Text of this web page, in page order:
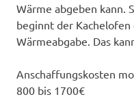
Wärme abgeben kann.
beginnt der
Wärmeabgabe. Das
Anschaffungskosten
800 bis 1700€